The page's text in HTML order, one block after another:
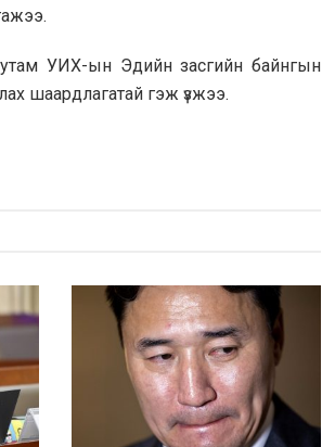
УИХ-ын Эдийн засгийн байнгын
шаардлагатай гэж үзжээ.